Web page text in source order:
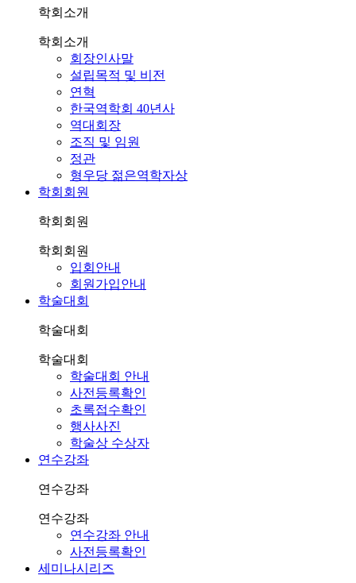
학회소개
학회소개
회장인사말
설립목적 및 비전
연혁
한국역학회 40년사
역대회장
조직 및 임원
정관
형우당 젊은역학자상
학회회원
학회회원
학회회원
입회안내
회원가입안내
학술대회
학술대회
학술대회
학술대회 안내
사전등록확인
초록접수확인
행사사진
학술상 수상자
연수강좌
연수강좌
연수강좌
연수강좌 안내
사전등록확인
세미나시리즈